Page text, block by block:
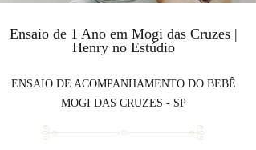
Ensaio de 1 Ano em Mogi das Cruzes |
Henry no Estúdio
ENSAIO DE ACOMPANHAMENTO DO BEBÊ
MOGI DAS CRUZES - SP